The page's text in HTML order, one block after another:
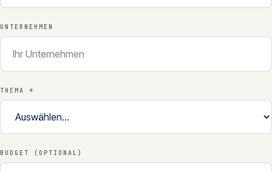
UNTERNEHMEN
THEMA *
BUDGET (OPTIONAL)